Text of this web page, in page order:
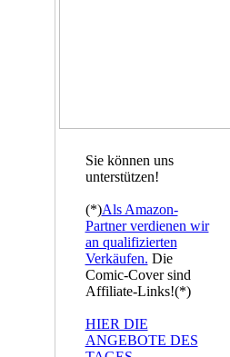
Sie können uns
unterstützen!
(*)Als Amazon-
Partner verdienen wir
an qualifizierten
Verkäufen. Die
Comic-Cover sind
Affiliate-Links!(*)
HIER DIE
ANGEBOTE DES